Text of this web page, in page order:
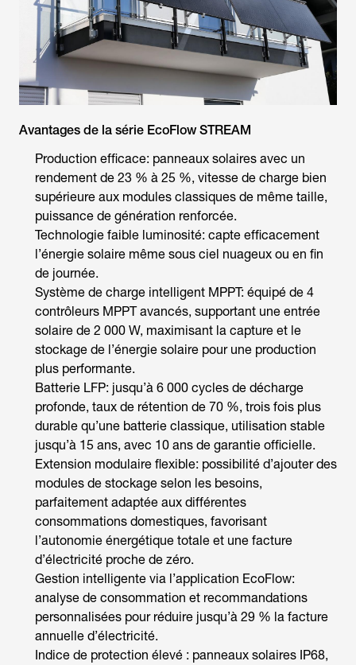
Avantages de la série EcoFlow STREAM
Production efficace: panneaux solaires avec un
rendement de 23 % à 25 %, vitesse de charge bien
supérieure aux modules classiques de même taille,
puissance de génération renforcée.
Technologie faible luminosité: capte efficacement
l’énergie solaire même sous ciel nuageux ou en fin
de journée.
Système de charge intelligent MPPT: équipé de 4
contrôleurs MPPT avancés, supportant une entrée
solaire de 2 000 W, maximisant la capture et le
stockage de l’énergie solaire pour une production
plus performante.
Batterie LFP: jusqu’à 6 000 cycles de décharge
profonde, taux de rétention de 70 %, trois fois plus
durable qu’une batterie classique, utilisation stable
jusqu’à 15 ans, avec 10 ans de garantie officielle.
Extension modulaire flexible: possibilité d’ajouter des
modules de stockage selon les besoins,
parfaitement adaptée aux différentes
consommations domestiques, favorisant
l’autonomie énergétique totale et une facture
d’électricité proche de zéro.
Gestion intelligente via l’application EcoFlow:
analyse de consommation et recommandations
personnalisées pour réduire jusqu’à 29 % la facture
annuelle d’électricité.
Indice de protection élevé : panneaux solaires IP68,